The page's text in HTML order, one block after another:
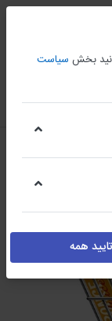
مندی سبد
بخش سیاست
تایید همه